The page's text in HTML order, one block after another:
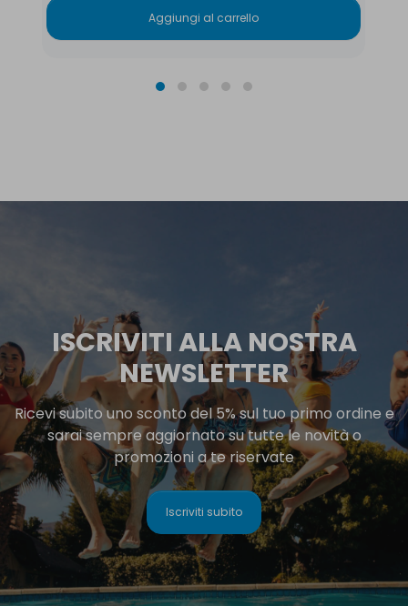
Aggiungi al carrello
ISCRIVITI ALLA NOSTRA
NEWSLETTER
Ricevi subito uno sconto del 5% sul tuo primo ordine e
sarai sempre aggiornato su tutte le novità o
promozioni a te riservate
Iscriviti subito